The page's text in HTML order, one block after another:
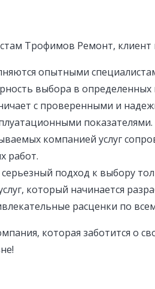
Трофимов Ремонт,
опытными
выбора в
с проверенными и
показателями.
компанией услуг
работ.
подход к выбору
который начинается
расценки по
которая заботится о